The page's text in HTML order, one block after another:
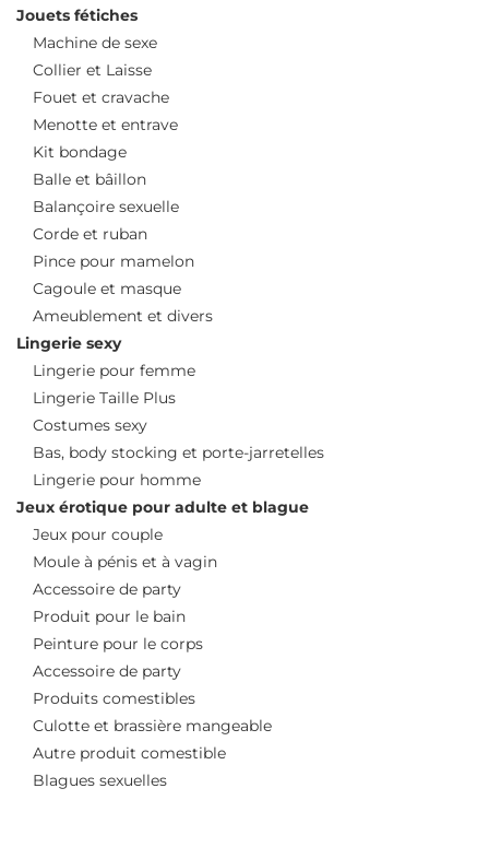
Jouets fétiches
Machine de sexe
Collier et Laisse
Fouet et cravache
Menotte et entrave
Kit bondage
Balle et bâillon
Balançoire sexuelle
Corde et ruban
Pince pour mamelon
Cagoule et masque
Ameublement et divers
Lingerie sexy
Lingerie pour femme
Lingerie Taille Plus
Costumes sexy
Bas, body stocking et porte-jarretelles
Lingerie pour homme
Jeux érotique pour adulte et blague
Jeux pour couple
Moule à pénis et à vagin
Accessoire de party
Produit pour le bain
Peinture pour le corps
Accessoire de party
Produits comestibles
Culotte et brassière mangeable
Autre produit comestible
Blagues sexuelles